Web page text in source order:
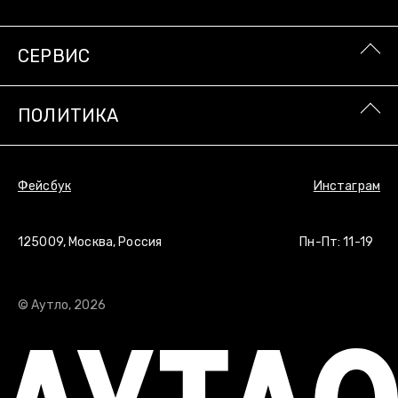
125009, Москва, Россия Пн-Пт: 11-19
СЕРВИС
ПОЛИТИКА
Фейсбук Инстаграм
© Аутло, 2026